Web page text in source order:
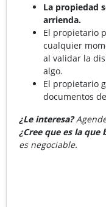
La propiedad
arrienda.
El propietario
cualquier
al validar la
algo.
El propietario
documentos
¿Le interesa?
¿Cree que es la que
es negociable.